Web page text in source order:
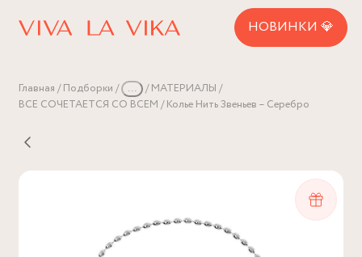
НОВИНКИ 💎
Главная Подборки ...
МАТЕРИАЛЫ
ВСЕ СОЧЕТАЕТСЯ СО ВСЕМ
Колье Нить Звеньев – Серебро